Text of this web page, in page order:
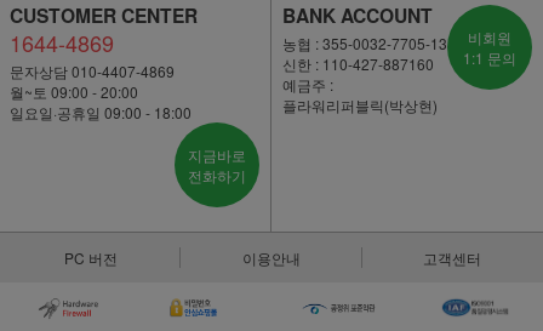
CUSTOMER CENTER
1644-4869
문자상담 010-4407-4869
월~토 09:00 - 20:00
일요일·공휴일 09:00 - 18:00
지금바로
전화하기
BANK ACCOUNT
농협 : 355-0032-7705-13
신한 : 110-427-887160
예금주 :
플라워리퍼블릭(박상현)
비회원
1:1 문의
PC 버전 이용안내 고객센터